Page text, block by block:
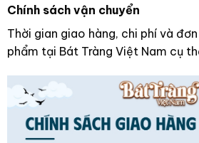
Chính sách vận chuyển
Thời gian giao hàng, chi phí và
phẩm tại Bát Tràng Việt Nam cụ